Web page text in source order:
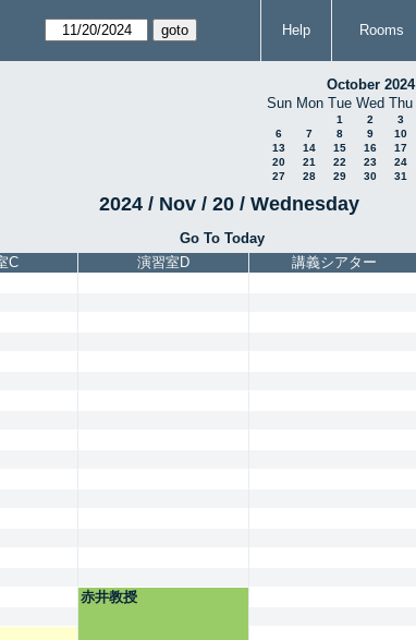
Help Rooms
October 2024
Sun Mon Tue Wed Thu
1 2 3
6
7 8 9 10
13
14 15 16 17
20
21 22 23 24
27
28 29 30 31
2024 / Nov / 20 / Wednesday
Go To Today
C 演習室D 講義シアター
赤井教授